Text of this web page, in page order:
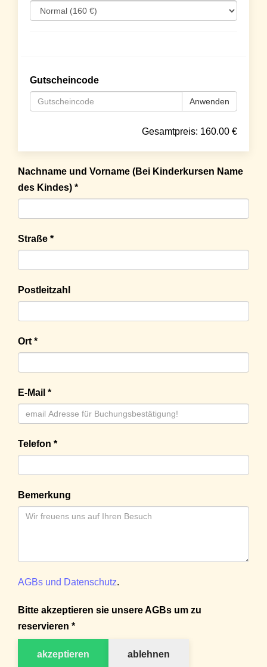
Gutscheincode
Anwenden
Gesamtpreis: 160.00 €
Nachname und Vorname (Bei Kinderkursen Name
des Kindes) *
Straße *
Postleitzahl
Ort *
E-Mail *
Telefon *
Bemerkung
AGBs und Datenschutz.
Bitte akzeptieren sie unsere AGBs um zu
reservieren *
akzeptieren ablehnen